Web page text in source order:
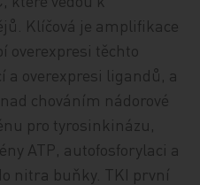
Klíčová je amplifikace
overexpresi těchto
a overexpresi ligandů, a
chováním nádorové
pro tyrosinkinázu,
ATP, autofosforylaci a
nitra buňky. TKI první